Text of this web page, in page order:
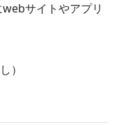
サイトやアプリ
）